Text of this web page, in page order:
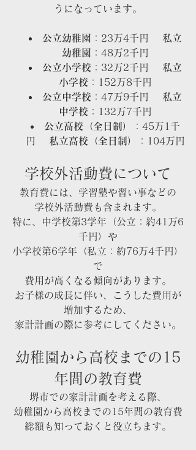
うになっています。
公立幼稚園 ：23万4千円 私立
幼稚園 ：48万2千円
公立小学校 ：32万2千円 私立
小学校 ：152万8千円
公立中学校 ：47万9千円 私立
中学校 ：132万7千円
公立高校（全日制）
：45万1千
円 私立高校（全日制） ：104万円
学校外活動費について
教育費には、学習塾や習い事などの
学校外活動費も含まれます。
特に、中学校第3学年（公立：約41万6
千円）や
小学校第6学年（私立：約76万4千円）
で
費用が高くなる傾向があります。
お子様の成長に伴い、こうした費用が
増加するため、
家計計画の際に参考にしてください。
幼稚園から高校までの15
年間の教育費
堺市での家計計画を考える際、
幼稚園から高校までの15年間の教育費
総額も知っておくと役立ちます。